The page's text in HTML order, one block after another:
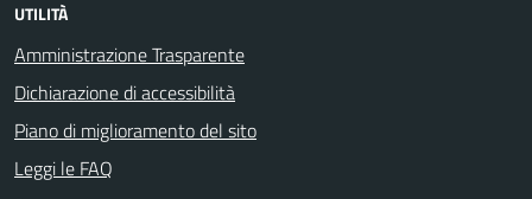
UTILITÀ
Amministrazione Trasparente
Dichiarazione di accessibilità
Piano di miglioramento del sito
Leggi le FAQ